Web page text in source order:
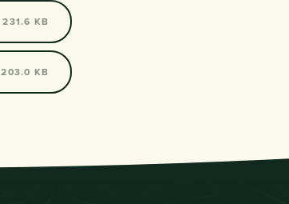
231.6 KB
203.0 KB